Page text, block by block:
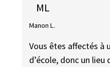
ML
Manon L.
Vous êtes affectés à
d’école, donc un